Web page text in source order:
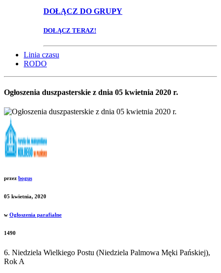
DOŁĄCZ DO GRUPY
DOŁĄCZ TERAZ!
Linia czasu
RODO
Ogłoszenia duszpasterskie z dnia 05 kwietnia 2020 r.
przez bogus
05 kwietnia, 2020
w Ogłoszenia parafialne
1490
6. Niedziela Wielkiego Postu (Niedziela Palmowa Męki Pańskiej),
Rok A